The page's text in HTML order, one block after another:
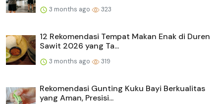
3 months ago 323
12 Rekomendasi Tempat Makan Enak di Duren
Sawit 2026 yang Ta...
3 months ago 319
Rekomendasi Gunting Kuku Bayi Berkualitas
yang Aman, Presisi...